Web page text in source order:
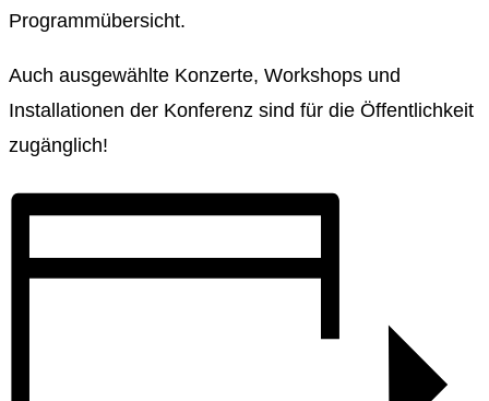
Programmübersicht.
Auch ausgewählte Konzerte, Workshops und
Installationen der Konferenz sind für die Öffentlichkeit
zugänglich!